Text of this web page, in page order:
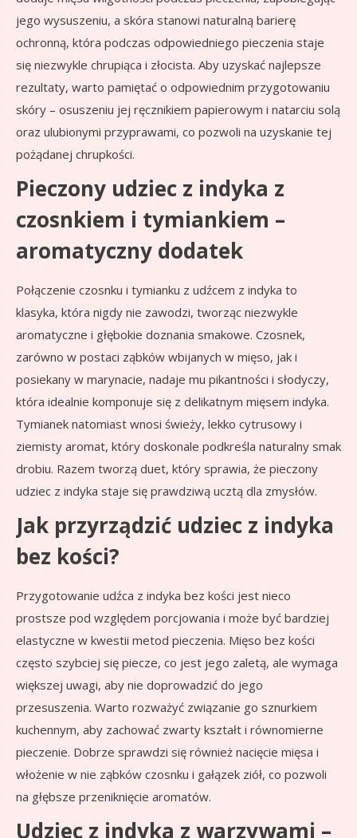
jego wysuszeniu, a skóra stanowi naturalną barierę
ochronną, która podczas odpowiedniego pieczenia staje
się niezwykle chrupiąca i złocista. Aby uzyskać najlepsze
rezultaty, warto pamiętać o odpowiednim przygotowaniu
skóry – osuszeniu jej ręcznikiem papierowym i natarciu solą
oraz ulubionymi przyprawami, co pozwoli na uzyskanie tej
pożądanej chrupkości.
Pieczony udziec z indyka z
czosnkiem i tymiankiem –
aromatyczny dodatek
Połączenie czosnku i tymianku z udźcem z indyka to
klasyka, która nigdy nie zawodzi, tworząc niezwykle
aromatyczne i głębokie doznania smakowe. Czosnek,
zarówno w postaci ząbków wbijanych w mięso, jak i
posiekany w marynacie, nadaje mu pikantności i słodyczy,
która idealnie komponuje się z delikatnym mięsem indyka.
Tymianek natomiast wnosi świeży, lekko cytrusowy i
ziemisty aromat, który doskonale podkreśla naturalny smak
drobiu. Razem tworzą duet, który sprawia, że pieczony
udziec z indyka staje się prawdziwą ucztą dla zmysłów.
Jak przyrządzić udziec z indyka
bez kości?
Przygotowanie udźca z indyka bez kości jest nieco
prostsze pod względem porcjowania i może być bardziej
elastyczne w kwestii metod pieczenia. Mięso bez kości
często szybciej się piecze, co jest jego zaletą, ale wymaga
większej uwagi, aby nie doprowadzić do jego
przesuszenia. Warto rozważyć związanie go sznurkiem
kuchennym, aby zachować zwarty kształt i równomierne
pieczenie. Dobrze sprawdzi się również nacięcie mięsa i
włożenie w nie ząbków czosnku i gałązek ziół, co pozwoli
na głębsze przeniknięcie aromatów.
Udziec z indyka z warzywami –